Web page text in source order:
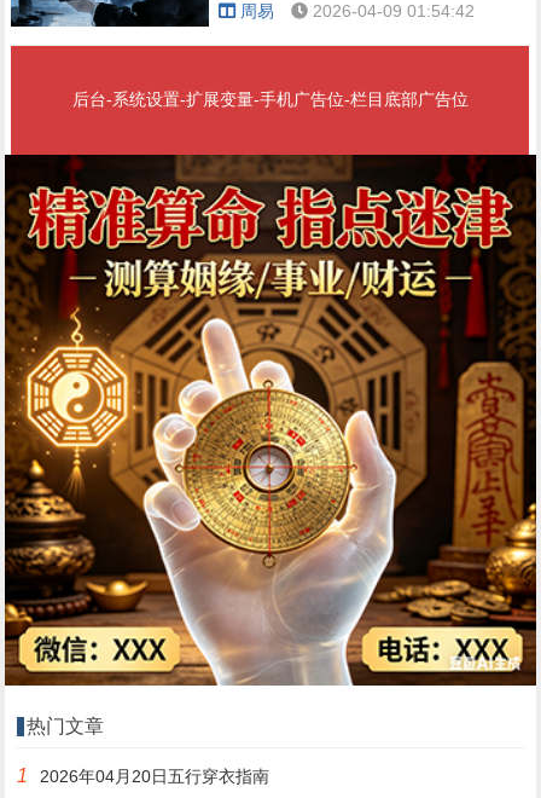
周易 2026-04-09 01:54:42
后台-系统设置-扩展变量-手机广告位-栏目底部广告位
热门文章
1 2026年04月20日五行穿衣指南